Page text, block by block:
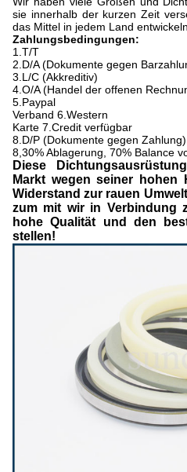
sie innerhalb der kurzen Zeit
das Mittel in jedem Land entwickeln.
Zahlungsbedingungen:
1.T/T
2.D/A (Dokumente gegen
3.L/C (Akkreditiv)
4.O/A (Handel der offenen
5.Paypal
Verband 6.Western
Karte 7.Credit verfügbar
8.D/P (Dokumente gegen Zahlung)
8,30% Ablagerung, 70% Balance
Diese
Markt wegen seiner hohen
Widerstand zur rauen
zum mit wir in Verbindung
hohe Qualität und den
stellen!